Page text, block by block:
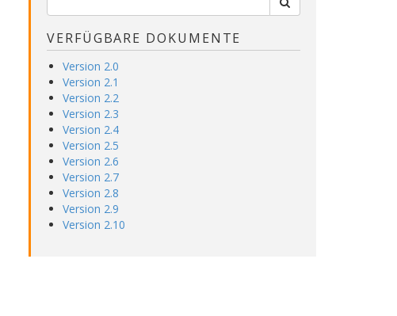
VERFÜGBARE DOKUMENTE
Version 2.0
Version 2.1
Version 2.2
Version 2.3
Version 2.4
Version 2.5
Version 2.6
Version 2.7
Version 2.8
Version 2.9
Version 2.10